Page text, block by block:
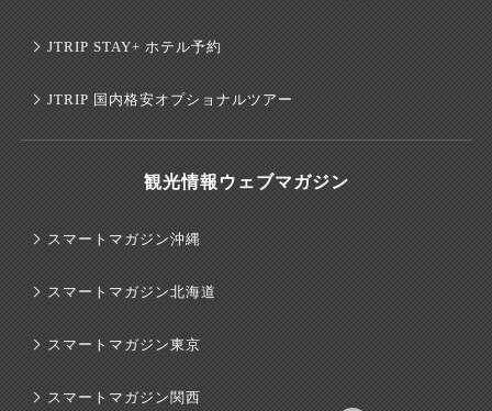
JTRIP STAY+ ホテル予約
JTRIP 国内格安オプショナルツアー
観光情報ウェブマガジン
スマートマガジン沖縄
スマートマガジン北海道
スマートマガジン東京
スマートマガジン関西